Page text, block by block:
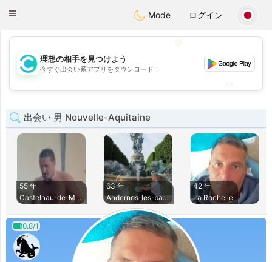
olombiaCitas
Toggle
Mode ログイン
💖
💕
理想の相手を見つけよう
今すぐ出会い系アプリをダウンロード！
出会い 男 Nouvelle-Aquitaine
55 年
Castelnau-de-Medoc
63 年
Andernos-les-bains
42 年
La Rochelle
0.8/1